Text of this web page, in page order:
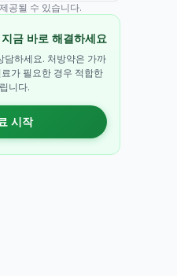
공될 수 있습니다.
금 바로 해결하세요
담하세요. 처방약은 가까
가 필요한 경우 적합한
니다.
시작